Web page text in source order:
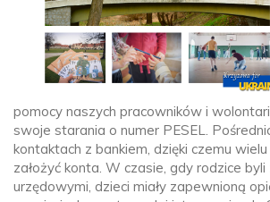
pomocy naszych pracowników i
swoje starania o numer PESEL.
kontaktach z bankiem, dzięki czemu
założyć konta. W czasie, gdy rodzice
urzędowymi, dzieci miały zapewnioną